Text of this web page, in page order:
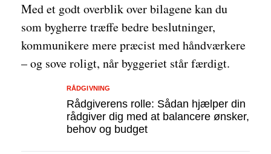
Med et godt overblik over bilagene kan du
som bygherre træffe bedre beslutninger,
kommunikere mere præcist med håndværkere
– og sove roligt, når byggeriet står færdigt.
Rådgiverens rolle: Sådan hjælper din
rådgiver dig med at balancere ønsker,
behov og budget
RÅDGIVNING